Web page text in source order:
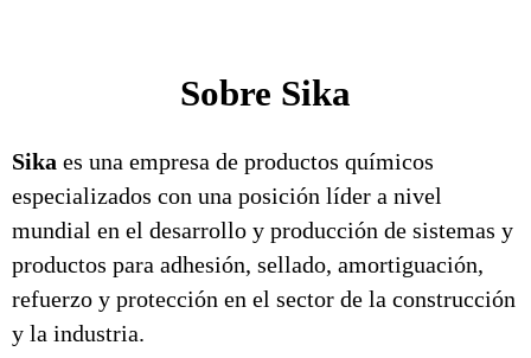
Sobre Sika
Sika es una empresa de productos químicos
especializados con una posición líder a nivel
mundial en el desarrollo y producción de sistemas y
productos para adhesión, sellado, amortiguación,
refuerzo y protección en el sector de la construcción
y la industria.